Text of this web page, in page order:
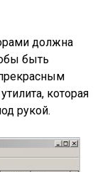
должна
быть
которая
рукой.